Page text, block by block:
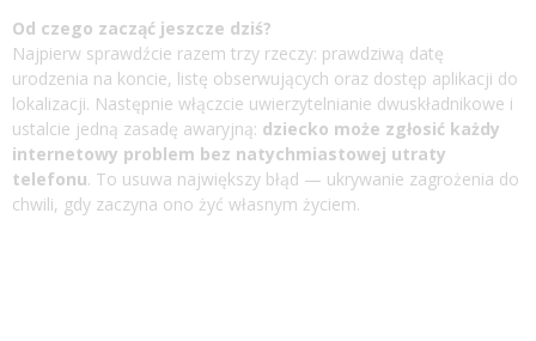
Od czego zacząć jeszcze dziś?
Najpierw sprawdźcie razem trzy rzeczy: prawdziwą datę
urodzenia na koncie, listę obserwujących oraz dostęp aplikacji do
lokalizacji. Następnie włączcie uwierzytelnianie dwuskładnikowe i
ustalcie jedną zasadę awaryjną: dziecko może zgłosić każdy
internetowy problem bez natychmiastowej utraty
telefonu. To usuwa największy błąd — ukrywanie zagrożenia do
chwili, gdy zaczyna ono żyć własnym życiem.